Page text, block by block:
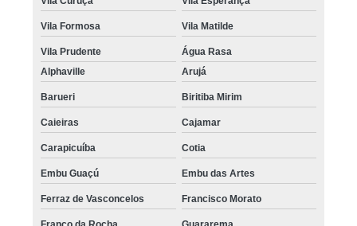
Vila Formosa Vila Matilde
Vila Prudente
Água Rasa
Alphaville
Arujá
Barueri Biritiba Mirim
Caieiras Cajamar
Carapicuíba Cotia
Embu Guaçú Embu das Artes
Ferraz de Vasconcelos Francisco Morato